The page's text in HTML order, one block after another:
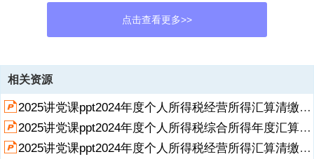
点击查看更多>>
资源描述
1、2024年度个人所得税综合所得年度汇算业务讲解,主讲人:xxx 时间：
2025年3月,目录,2024年度汇算变化,1,专项附加扣除难点,2,3,部分税收
优惠政策,01,2024年度汇算变化,汇算变化,【问题1】今年汇算有哪些变
化？答：个税综合所得汇算清缴工作已经进入第六个年头，今年汇算无
论从制度层面还是便民举措方面都有相应的变化。首先是将汇算公告的
相关资源
2025讲党课ppt2024年度个人所得税经营所得汇算清缴操作指南ppt课件.pptx
2025讲党课ppt2024年度个人所得税综合所得年度汇算ppt课件.pptx
2025讲党课ppt2024年度个人所得税经营所得汇算清缴辅导课件.pptx